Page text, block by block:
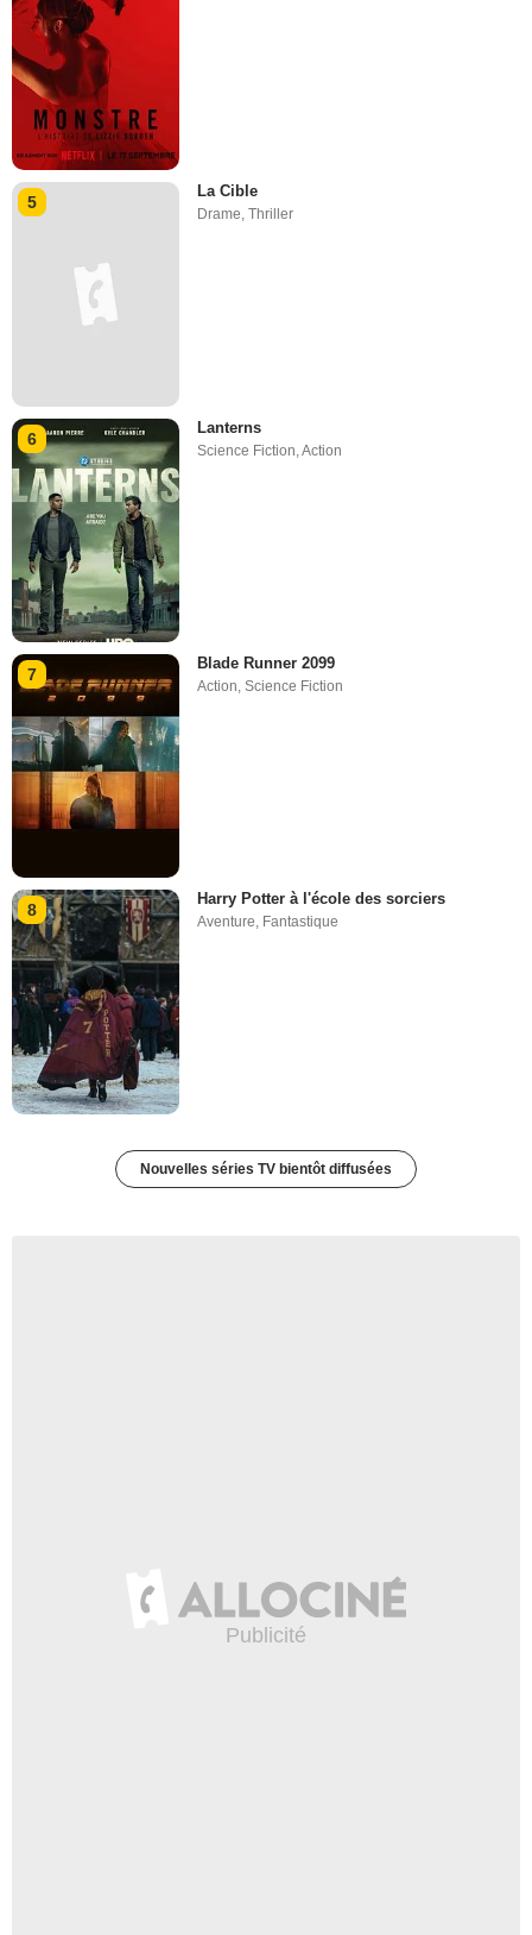
5
La Cible
Drame,Thriller
6
Lanterns
Science Fiction ,Action
7
Blade Runner 2099
Action,Science Fiction
8
Harry Potter à l'école des sorciers
Aventure, Fantastique
Nouvelles séries TV bientôt diffusées